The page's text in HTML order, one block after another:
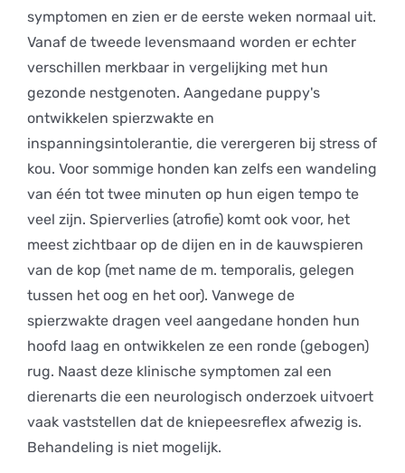
symptomen en zien er de eerste weken normaal uit.
Vanaf de tweede levensmaand worden er echter
verschillen merkbaar in vergelijking met hun
gezonde nestgenoten. Aangedane puppy's
ontwikkelen spierzwakte en
inspanningsintolerantie, die verergeren bij stress of
kou. Voor sommige honden kan zelfs een wandeling
van één tot twee minuten op hun eigen tempo te
veel zijn. Spierverlies (atrofie) komt ook voor, het
meest zichtbaar op de dijen en in de kauwspieren
van de kop (met name de m. temporalis, gelegen
tussen het oog en het oor). Vanwege de
spierzwakte dragen veel aangedane honden hun
hoofd laag en ontwikkelen ze een ronde (gebogen)
rug. Naast deze klinische symptomen zal een
dierenarts die een neurologisch onderzoek uitvoert
vaak vaststellen dat de kniepeesreflex afwezig is.
Behandeling is niet mogelijk.